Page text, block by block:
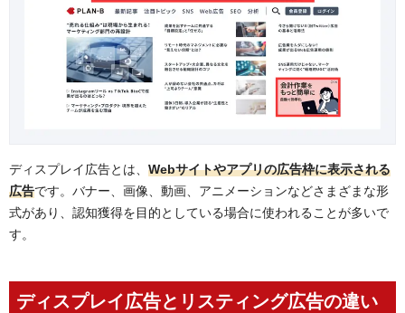
どのような商材に向いている？
まとめ：認知拡大のためにディスプレイ広告を有効活用
しよう
ディスプレイ広告とは、 Webサイトやアプリの広告枠に表示される
広告です。バナー、画像、動画、アニメーションなどさまざまな形
式があり、認知獲得を目的としている場合に使われることが多いで
す。
ディスプレイ広告とリスティング広告の違い